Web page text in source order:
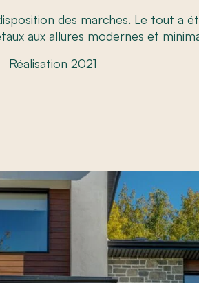
des marches. Le tout a
aux allures modernes et
Réalisation 2021